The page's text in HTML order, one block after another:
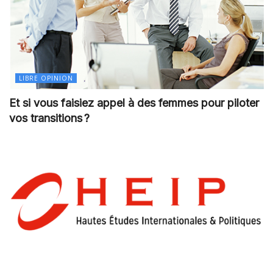
LIBRE OPINION
Et si vous faisiez appel à des femmes pour piloter
vos transitions ?